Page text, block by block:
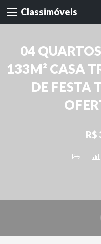
Classimóveis
04
133M² CASA
DE FESTA
R$